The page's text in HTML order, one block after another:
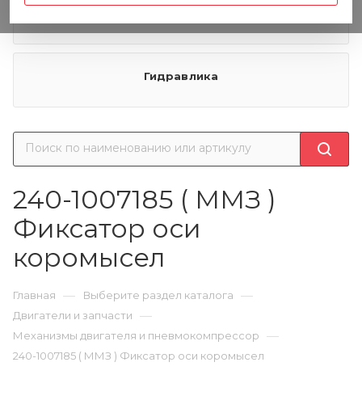
Гидравлика
240-1007185 ( ММЗ )
Фиксатор оси
коромысел
Главная — Выберите раздел каталога —
Двигатели и запчасти —
Механизмы двигателя и пневмокомпрессор —
240-1007185 ( ММЗ ) Фиксатор оси коромысел